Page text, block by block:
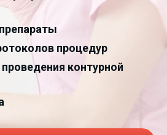
процедур
контурной